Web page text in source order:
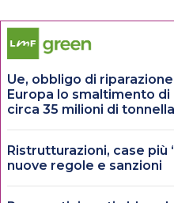
Ue, obbligo di
Europa lo smaltimento
circa 35 milioni di
Ristrutturazioni, case più
nuove regole e sanzioni